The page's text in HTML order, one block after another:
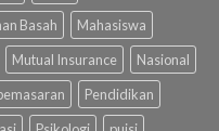
Basah
Mahasiswa
Mutual Insurance
Nasional
Pendidikan